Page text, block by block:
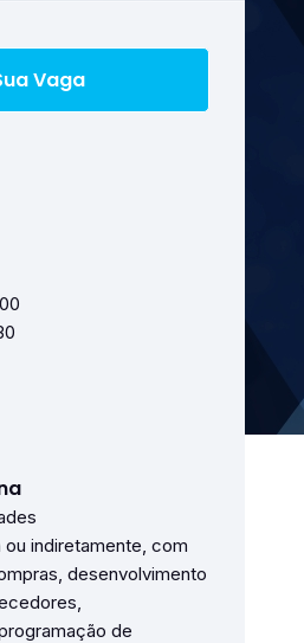
Vaga
indiretamente, com
desenvolvimento
de